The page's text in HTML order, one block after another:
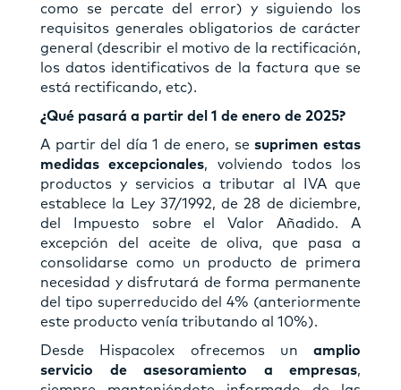
como se percate del error) y siguiendo los
requisitos generales obligatorios de carácter
general (describir el motivo de la rectificación,
los datos identificativos de la factura que se
está rectificando, etc).
¿Qué pasará a partir del 1 de enero de 2025?
A partir del día 1 de enero, sesuprimen estas
medidas excepcionales, volviendo todos los
productos y servicios a tributar al IVA que
establece la Ley 37/1992, de 28 de diciembre,
del Impuesto sobre el Valor Añadido. A
excepción del aceite de oliva, que pasa a
consolidarse como un producto de primera
necesidad y disfrutará de forma permanente
del tipo superreducido del 4% (anteriormente
este producto venía tributando al 10%).
Desde Hispacolex ofrecemos un amplio
servicio de asesoramiento a empresas,